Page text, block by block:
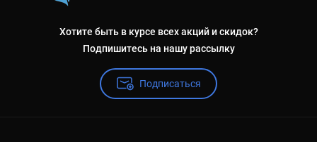
Хотите быть в курсе всех акций и скидок?
Подпишитесь на нашу рассылку
Подписаться